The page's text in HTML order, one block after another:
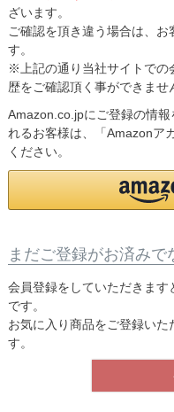
ざいます。
ご確認を頂き違う場合は、
す。
※上記の通り当社サイトでの
歴をご確認頂く事ができませ
Amazon.co.jpにご登録の情
れるお客様は、「Amazonア
ください。
まだご登録がお済みで
会員登録をしていただきます
です。
お気に入り商品をご登録いた
す。